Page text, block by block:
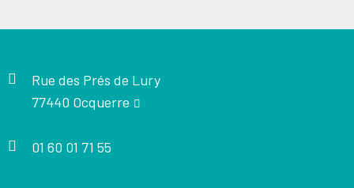
Rue des Prés de Lury
77440 Ocquerre
01 60 01 71 55